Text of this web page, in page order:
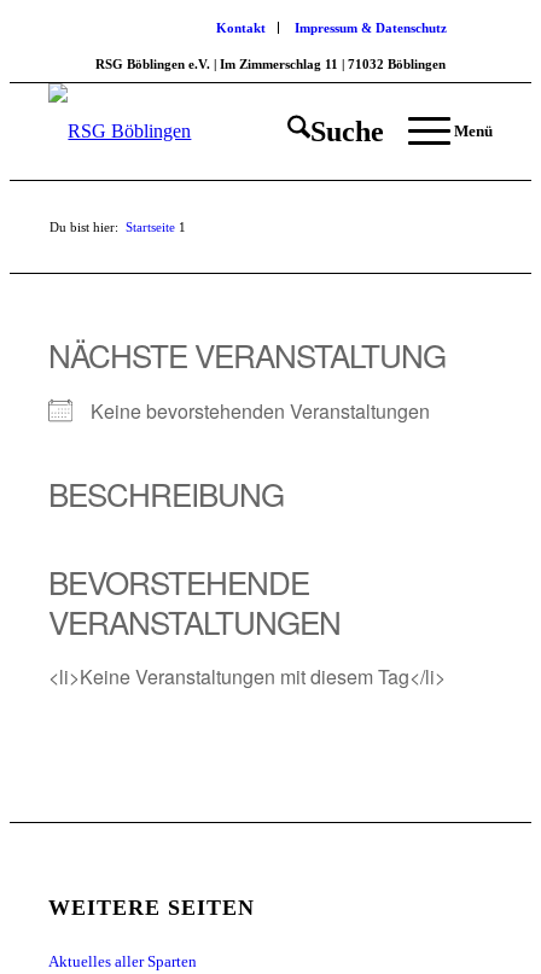
Kontakt Impressum & Datenschutz
RSG Böblingen e.V. | Im Zimmerschlag 11 | 71032 Böblingen
Suche Menü
Du bist hier: Startseite 1
NÄCHSTE VERANSTALTUNG
Keine bevorstehenden Veranstaltungen
BESCHREIBUNG
BEVORSTEHENDE
VERANSTALTUNGEN
<li>Keine Veranstaltungen mit diesem Tag</li>
WEITERE SEITEN
Aktuelles aller Sparten